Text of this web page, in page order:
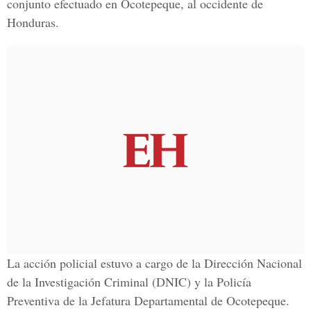
conjunto efectuado en Ocotepeque, al occidente de
Honduras.
La acción policial estuvo a cargo de la Dirección Nacional
de la Investigación Criminal (DNIC) y la Policía
Preventiva de la Jefatura Departamental de Ocotepeque.